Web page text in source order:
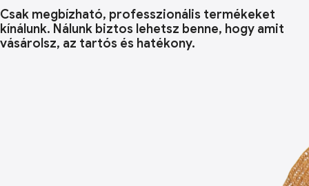
Csak megbízható, professzionális termékeket
kínálunk. Nálunk biztos lehetsz benne, hogy amit
vásárolsz, az tartós és hatékony.